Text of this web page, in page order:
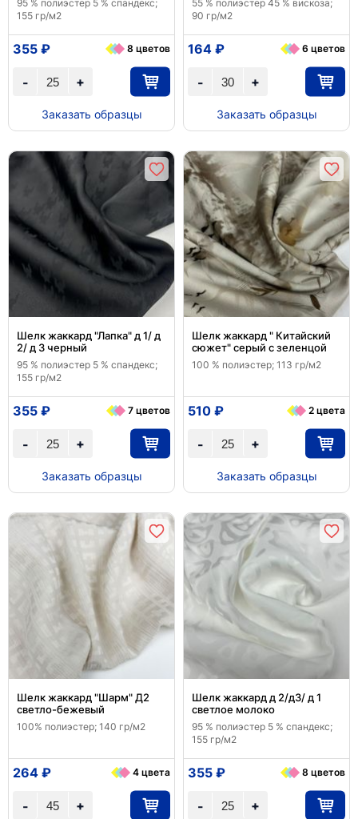
95 % полиэстер 5 % спандекс;
155 гр/м2
+
-
355 ₽ 8 цветов
Заказать образцы
55 % полиэстер 45 % вискоза;
90 гр/м2
+
-
164 ₽ 6 цветов
Заказать образцы
Шелк жаккард "Лапка" д 1/ д
2/ д 3 черный
95 % полиэстер 5 % спандекс;
155 гр/м2
+
-
355 ₽ 7 цветов
Заказать образцы
Шелк жаккард " Китайский
сюжет" серый с зеленцой
100 % полиэстер; 113 гр/м2
+
-
510 ₽ 2 цвета
Заказать образцы
Шелк жаккард "Шарм" Д2
светло-бежевый
100% полиэстер; 140 гр/м2
+
-
264 ₽ 4 цвета
Шелк жаккард д 2/д3/ д 1
светлое молоко
95 % полиэстер 5 % спандекс;
155 гр/м2
+
-
355 ₽ 8 цветов